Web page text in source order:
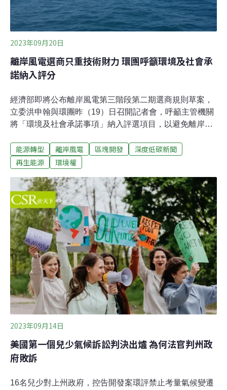
憲法、國際人權法、行政法及國際環境法等公法
2023年09月20日
離岸風電選商只重技術財力 環團呼籲環境及社會承
諾納入評分
經濟部即將公布離岸風電第三階段第二期選商規則草案，
立委洪申翰與環團昨（19）日召開記者會，呼籲主管機關
將「環境及社會承諾事項」納入評選項目，以避免離岸風
許多開發案對環境影響評估只做到最低標準，政府也只看
重廠商的建造技術和財務健全度，洪申翰去年曾向能源局
法納入考量，並盡快公布草案。 環團：離岸風電選商應納
入環保、漁業離岸風電選商進行到第三階段第一期，洪申
翰表示，政府公開資料顯示，目前選商規則只審查廠商的
技術能力、財務能力和產業關聯化，下一步則是取最低價
者，對重視環保、社會議題的業者而言並不公平。洪申翰
要求主管機關實現綠能的初衷，將「生態友善」納入招標
考量，才能避免「綠能轉型不遺落任何人」淪為口號。台
灣再生能源推動聯盟秘書長高茹萍也指出，選商機制除了
國產化占比，讓設備國產外，建議經濟部也應照顧地
能源轉型 離岸風電 區塊開發
深度低碳新聞
再生能源
環境權
2023年09月14日
美國第一個兒少氣候訴訟判決出爐 為何法官判州政
府敗訴
16名兒少對上州政府，控告開發案環評禁止考量氣候變遷